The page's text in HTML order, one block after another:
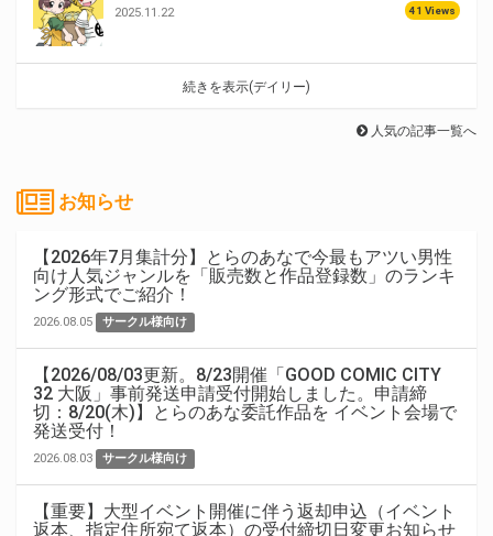
2025.11.22 41 Views
続きを表示(デイリー)
人気の記事一覧へ
お知らせ
【2026年7月集計分】とらのあなで今最もアツい男性
向け人気ジャンルを「販売数と作品登録数」のランキ
ング形式でご紹介！
2026.08.05 サークル様向け
【2026/08/03更新。8/23開催「GOOD COMIC CITY
32 大阪」事前発送申請受付開始しました。申請締
切：8/20(木)】とらのあな委託作品を イベント会場で
発送受付！
2026.08.03 サークル様向け
【重要】大型イベント開催に伴う返却申込（イベント
返本、指定住所宛て返本）の受付締切日変更お知らせ